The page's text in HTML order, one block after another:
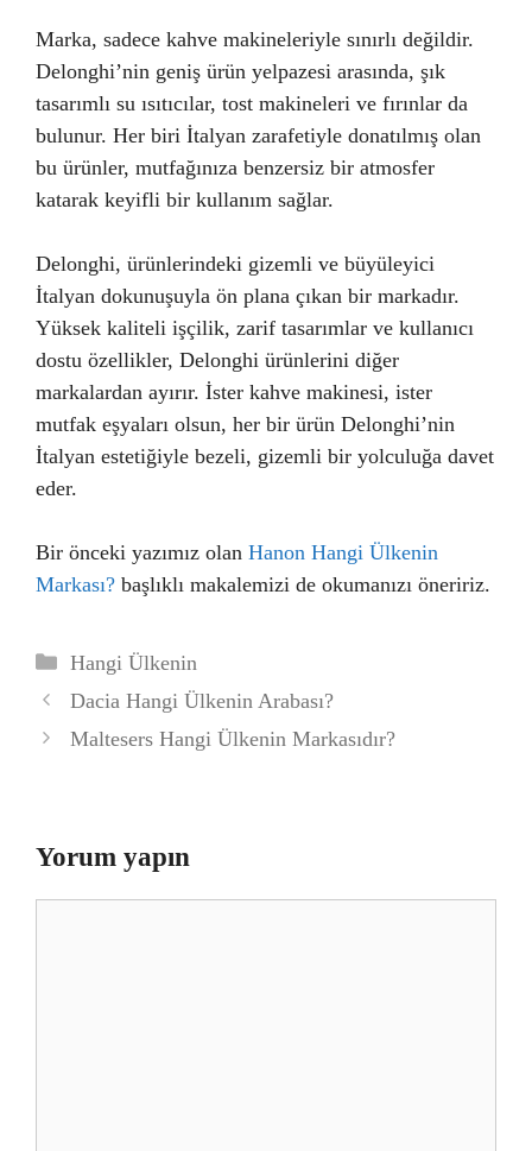
Marka, sadece kahve makineleriyle sınırlı değildir.
Delonghi’nin geniş ürün yelpazesi arasında, şık
tasarımlı su ısıtıcılar, tost makineleri ve fırınlar da
bulunur. Her biri İtalyan zarafetiyle donatılmış olan
bu ürünler, mutfağınıza benzersiz bir atmosfer
katarak keyifli bir kullanım sağlar.
Delonghi, ürünlerindeki gizemli ve büyüleyici
İtalyan dokunuşuyla ön plana çıkan bir markadır.
Yüksek kaliteli işçilik, zarif tasarımlar ve kullanıcı
dostu özellikler, Delonghi ürünlerini diğer
markalardan ayırır. İster kahve makinesi, ister
mutfak eşyaları olsun, her bir ürün Delonghi’nin
İtalyan estetiğiyle bezeli, gizemli bir yolculuğa davet
eder.
Bir önceki yazımız olan Hanon Hangi Ülkenin
Markası? başlıklı makalemizi de okumanızı öneririz.
Kategoriler
Hangi Ülkenin
Dacia Hangi Ülkenin Arabası?
Maltesers Hangi Ülkenin Markasıdır?
Yorum yapın